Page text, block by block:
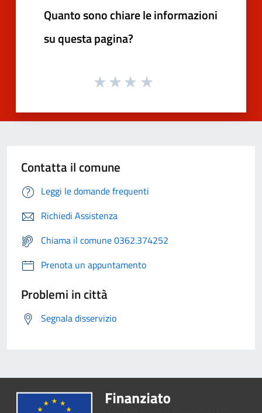
Quanto sono chiare le informazioni
su questa pagina?
Contatta il comune
Leggi le domande frequenti
Richiedi Assistenza
Chiama il comune 0362.374252
Prenota un appuntamento
Problemi in città
Segnala disservizio